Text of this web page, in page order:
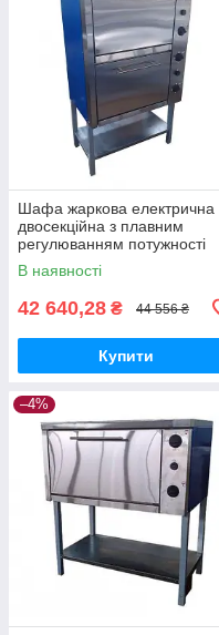
Шафа жаркова електрична
двосекційна з плавним
регулюванням потужності
ШЖЕ-2-GN2/1 майстер
В наявності
42 640,28 ₴ 44 556 ₴
Купити
–4%